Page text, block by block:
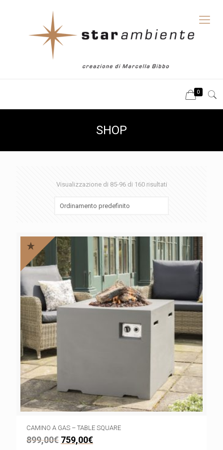
0
SHOP
Visualizzazione di 85-96 di 160 risultati
CAMINO A GAS – TABLE SQUARE
899,00€ 759,00€